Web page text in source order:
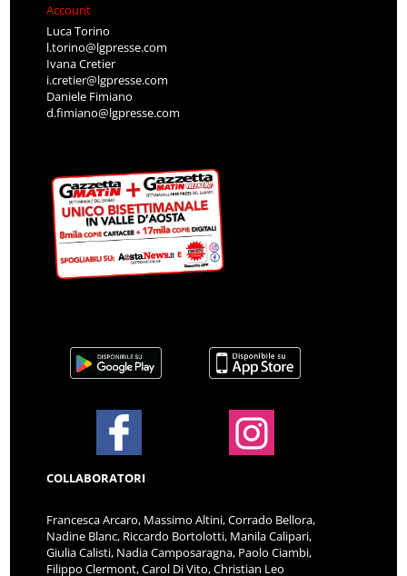
Account
Luca Torino
l.torino@lgpresse.com
Ivana Cretier
i.cretier@lgpresse.com
Daniele Fimiano
d.fimiano@lgpresse.com
COLLABORATORI
Francesca Arcaro, Massimo Altini, Corrado Bellora,
Nadine Blanc, Riccardo Bortolotti, Manila Calipari,
Giulia Calisti, Nadia Camposaragna, Paolo Ciambi,
Filippo Clermont, Carol Di Vito, Christian Leo